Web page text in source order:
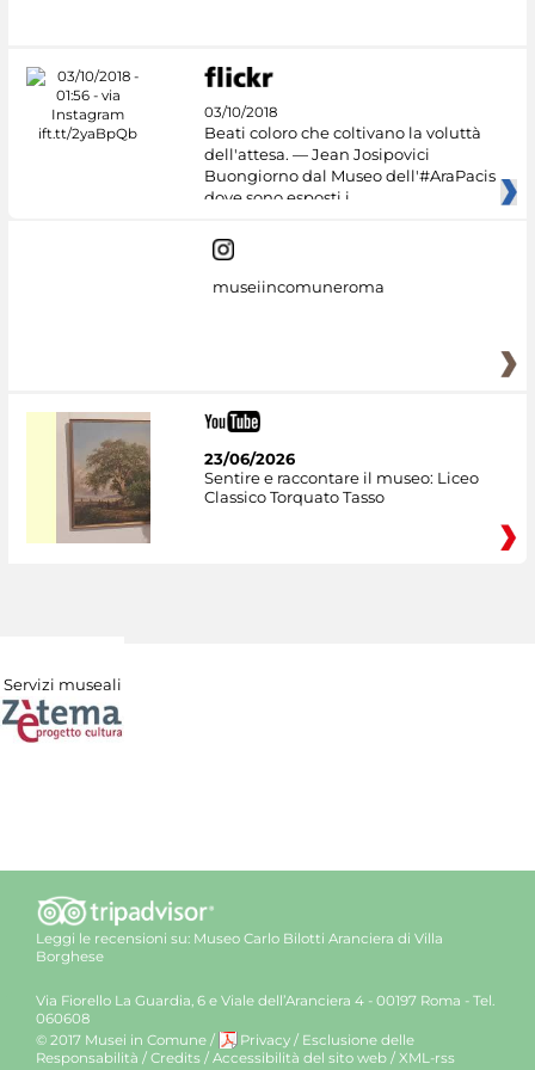
03/10/2018
Beati coloro che coltivano la voluttà
dell'attesa. — Jean Josipovici
Buongiorno dal Museo dell'#AraPacis
dove sono esposti i
museiincomuneroma
23/06/2026
Sentire e raccontare il museo: Liceo
Classico Torquato Tasso
Servizi museali
Leggi le recensioni su: Museo Carlo Bilotti Aranciera di Villa
Borghese
Via Fiorello La Guardia, 6 e Viale dell’Aranciera 4 - 00197 Roma - Tel.
060608
© 2017 Musei in Comune / Privacy / Esclusione delle
Responsabilità / Credits / Accessibilità del sito web / XML-rss